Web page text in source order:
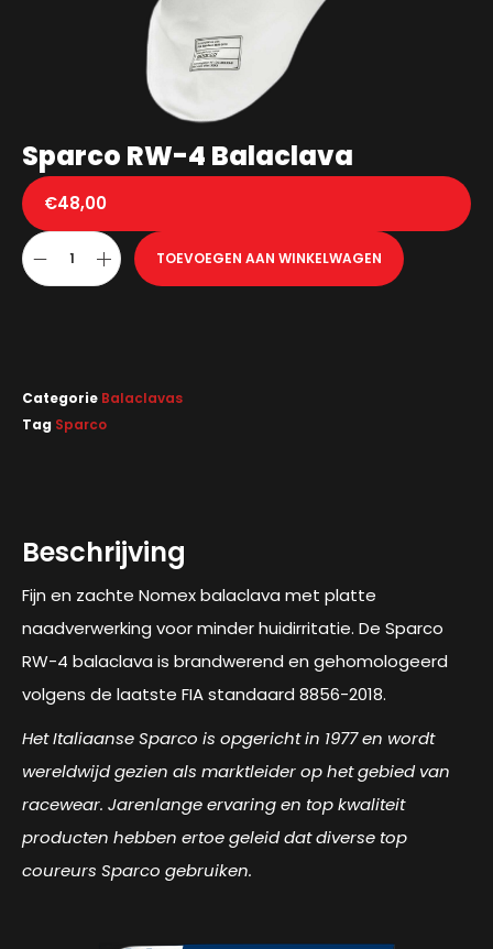
Sparco RW-4 Balaclava
€48,00
TOEVOEGEN AAN WINKELWAGEN
Categorie Balaclavas
Tag Sparco
Beschrijving
Fijn en zachte Nomex balaclava met platte
naadverwerking voor minder huidirritatie. De Sparco
RW-4 balaclava is brandwerend en gehomologeerd
volgens de laatste FIA ​​standaard 8856-2018.
Het Italiaanse Sparco is opgericht in 1977 en wordt
wereldwijd gezien als marktleider op het gebied van
racewear. Jarenlange ervaring en top kwaliteit
producten hebben ertoe geleid dat diverse top
coureurs Sparco gebruiken.